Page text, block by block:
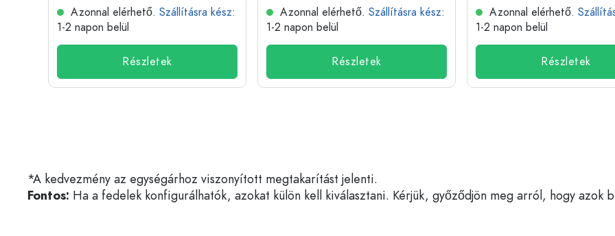
Azonnal elérhető. Szállításra kész:
1-2 napon belül
Részletek
Azonnal elérhető. Szállításra kész:
1-2 napon belül
Részletek
Azonnal elérhető.
1-2 napon belül
Részletek
*A kedvezmény az egységárhoz viszonyított megtakarítást jelenti.
Fontos: Ha a fedelek konfigurálhatók, azokat külön kell kiválasztani. Kérjük, győződjön meg arról, hogy azok